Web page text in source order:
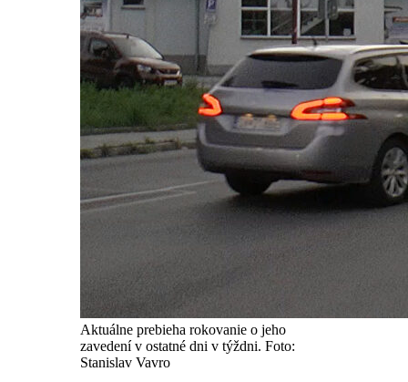
Aktuálne prebieha rokovanie o jeho
zavedení v ostatné dni v týždni. Foto:
Stanislav Vavro